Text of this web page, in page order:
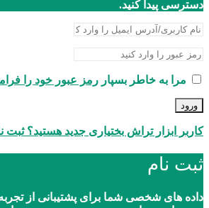
دسترسی پیدا کنید.
مرا به خاطر بسپار رمز عبور خود را
ورود
کاربر ابزار تراش بختیاری جدید هستید؟ ثبت
ثبت نام
داده های شخصی شما برای پشتیبانی از